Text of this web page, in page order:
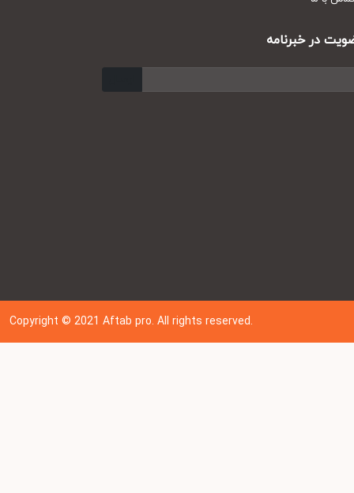
در خبرنامه
Copyright © 202 1Aftab pro. All rights reserved.